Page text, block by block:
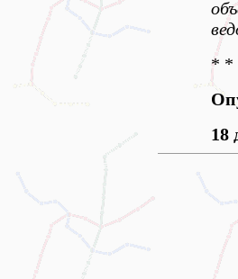
* *
18